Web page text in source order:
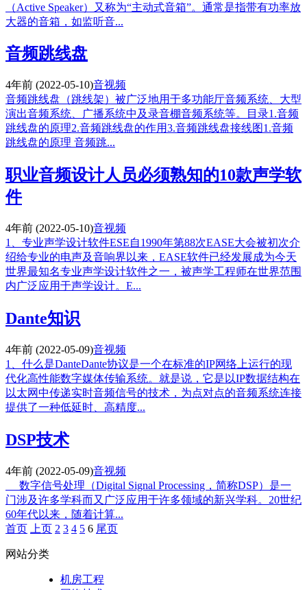
（Active Speaker）又称为“主动式音箱”。通常是指带有功率放
大器的音箱，如监听音...
音频跳线盘
4年前 (2022-05-10)音视频
音频跳线盘（跳线架）被广泛地用于多功能厅音频系统、大型
演出音频系统、广播系统中及录音棚音频系统等。目录1.音频
跳线盘的原理2.音频跳线盘的作用3.音频跳线盘接线图1.音频
跳线盘的原理 音频跳...
职业音频设计人员必须熟知的10款声学软
件
4年前 (2022-05-10)音视频
1、专业声学设计软件ESE自1990年第88次EASE大会被初次介
绍给专业的电声及音响界以来，EASE软件已经发展成为今天
世界最知名专业声学设计软件之一，被声学工程师在世界范围
内广泛应用于声学设计。E...
Dante知识
4年前 (2022-05-09)音视频
1、什么是DanteDante协议是一个在标准的IP网络上运行的现
代化高性能数字媒体传输系统。就是说，它是以IP数据结构在
以太网中传递实时音频信号的技术，为点对点的音频系统连接
提供了一种低延时、高精度...
DSP技术
4年前 (2022-05-09)音视频
数字信号处理（Digital Signal Processing，简称DSP）是一
门涉及许多学科而又广泛应用于许多领域的新兴学科。20世纪
60年代以来，随着计算...
首页
上页 2 3 4 5 6 尾页
网站分类
机房工程